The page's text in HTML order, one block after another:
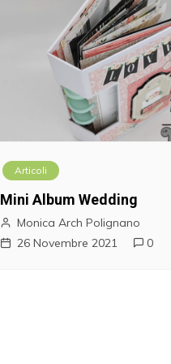
Articoli
Mini Album Wedding
Monica Arch Polignano
26 Novembre 2021
0